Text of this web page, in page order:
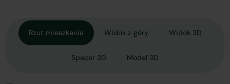
Rzut mieszkania Widok z góry Widok 3D
Spacer 3D Model 3D